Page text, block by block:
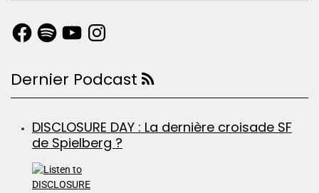
Dernier Podcast
DISCLOSURE DAY : La dernière croisade SF
de Spielberg ?